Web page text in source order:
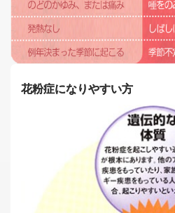
花粉症になりやすい方